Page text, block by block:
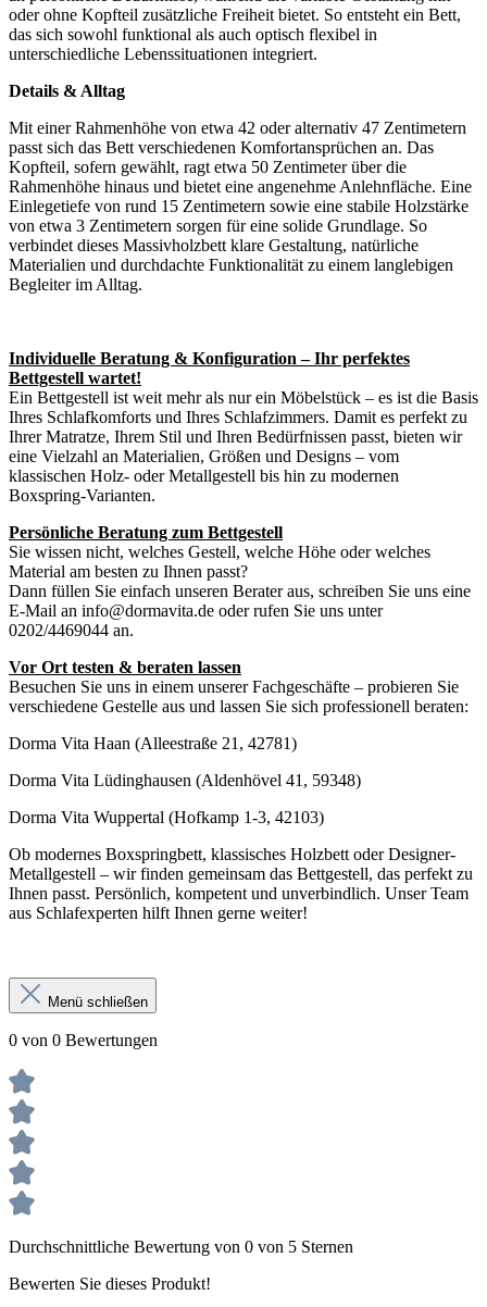
oder ohne Kopfteil zusätzliche Freiheit bietet. So entsteht ein Bett,
das sich sowohl funktional als auch optisch flexibel in
unterschiedliche Lebenssituationen integriert.
Details & Alltag
Mit einer Rahmenhöhe von etwa 42 oder alternativ 47 Zentimetern
passt sich das Bett verschiedenen Komfortansprüchen an. Das
Kopfteil, sofern gewählt, ragt etwa 50 Zentimeter über die
Rahmenhöhe hinaus und bietet eine angenehme Anlehnfläche. Eine
Einlegetiefe von rund 15 Zentimetern sowie eine stabile Holzstärke
von etwa 3 Zentimetern sorgen für eine solide Grundlage. So
verbindet dieses Massivholzbett klare Gestaltung, natürliche
Materialien und durchdachte Funktionalität zu einem langlebigen
Begleiter im Alltag.
Individuelle Beratung & Konfiguration – Ihr perfektes
Bettgestell wartet!
Ein Bettgestell ist weit mehr als nur ein Möbelstück – es ist die Basis
Ihres Schlafkomforts und Ihres Schlafzimmers. Damit es perfekt zu
Ihrer Matratze, Ihrem Stil und Ihren Bedürfnissen passt, bieten wir
eine Vielzahl an Materialien, Größen und Designs – vom
klassischen Holz- oder Metallgestell bis hin zu modernen
Boxspring-Varianten.
Persönliche Beratung zum Bettgestell
Sie wissen nicht, welches Gestell, welche Höhe oder welches
Material am besten zu Ihnen passt?
Dann füllen Sie einfach unseren Berater aus, schreiben Sie uns eine
E-Mail an info@dormavita.de oder rufen Sie uns unter
0202/4469044 an.
Vor Ort testen & beraten lassen
Besuchen Sie uns in einem unserer Fachgeschäfte – probieren Sie
verschiedene Gestelle aus und lassen Sie sich professionell beraten:
Dorma Vita Haan (Alleestraße 21, 42781)
Dorma Vita Lüdinghausen (Aldenhövel 41, 59348)
Dorma Vita Wuppertal (Hofkamp 1-3, 42103)
Ob modernes Boxspringbett, klassisches Holzbett oder Designer-
Metallgestell – wir finden gemeinsam das Bettgestell, das perfekt zu
Ihnen passt. Persönlich, kompetent und unverbindlich. Unser Team
aus Schlafexperten hilft Ihnen gerne weiter!
Menü schließen
0 von 0 Bewertungen
Durchschnittliche Bewertung von 0 von 5 Sternen
Bewerten Sie dieses Produkt!